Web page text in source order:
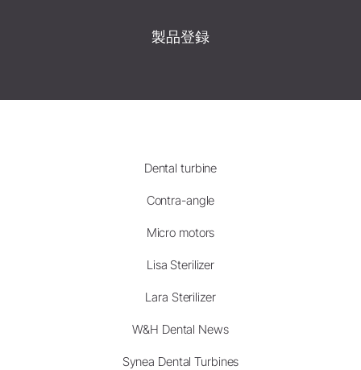
製品登録
Dental turbine
Contra-angle
Micro motors
Lisa Sterilizer
Lara Sterilizer
W&H Dental News
Synea Dental Turbines